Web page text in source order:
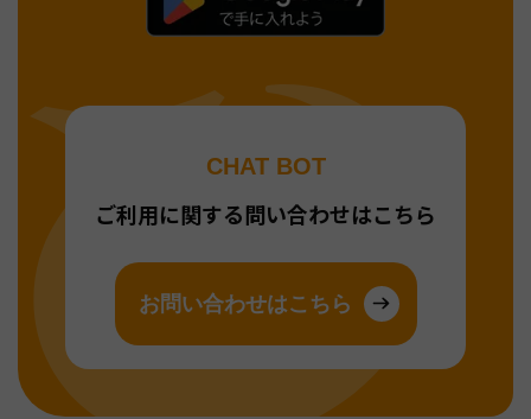
CHAT BOT
ご利用に関する問い合わせはこちら
お問い合わせはこちら